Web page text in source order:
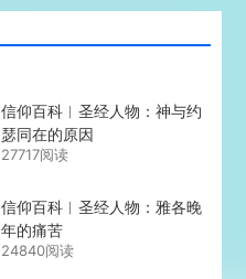
信仰百科︱圣经人物：神与约
瑟同在的原因
27717阅读
信仰百科︱圣经人物：雅各晚
年的痛苦
24840阅读